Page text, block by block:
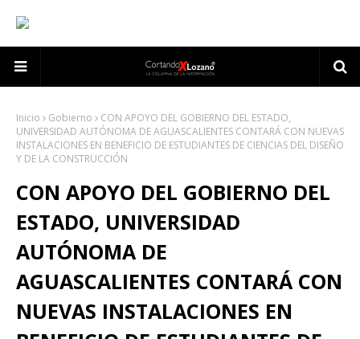
Inicio Gobierno
CON APOYO DEL GOBIERNO DEL ESTADO,
UNIVERSIDAD AUTÓNOMA DE AGUASCALIENTES CONTARÁ CON NUEVAS
INSTALACIONES EN BENEFICIO DE ESTUDIANTES DE CIENCIAS DEL DISEÑO
Y DE LA CONSTRUCCIÓN
CON APOYO DEL GOBIERNO DEL
ESTADO, UNIVERSIDAD
AUTÓNOMA DE
AGUASCALIENTES CONTARÁ CON
NUEVAS INSTALACIONES EN